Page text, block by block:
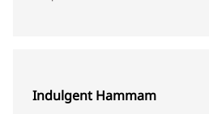
Indulgent Hammam